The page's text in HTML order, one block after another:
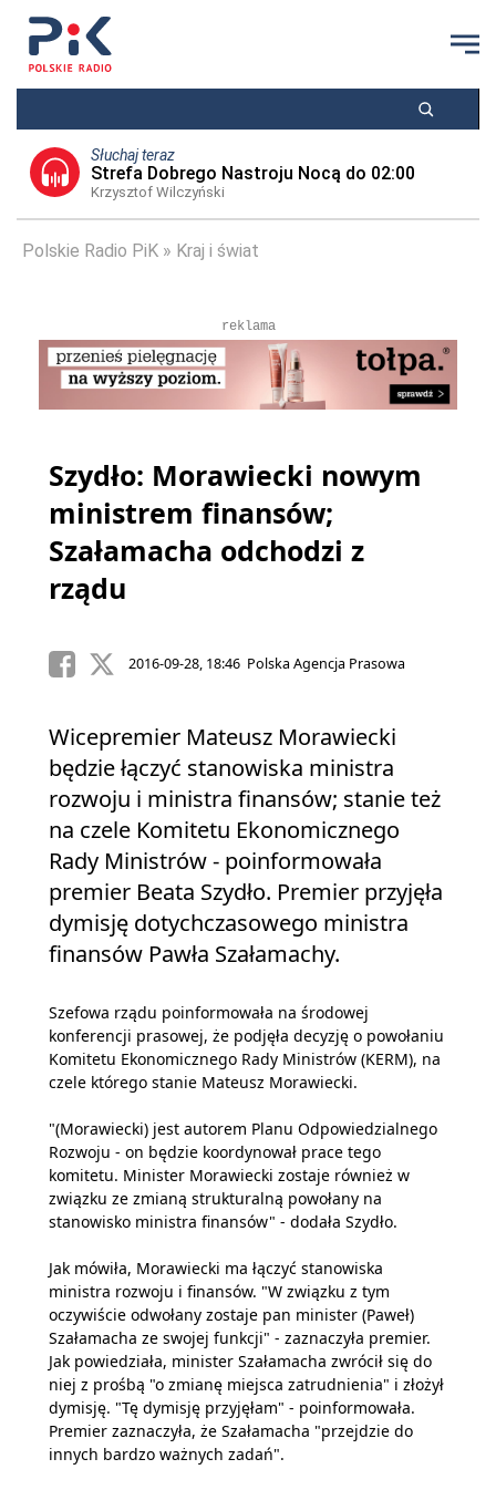
Słuchaj teraz
Strefa Dobrego Nastroju Nocą do 02:00
Krzysztof Wilczyński
Polskie Radio PiK Kraj i świat
reklama
Szydło: Morawiecki nowym
ministrem finansów;
Szałamacha odchodzi z
rządu
2016-09-28, 18:46 Polska Agencja Prasowa
Wicepremier Mateusz Morawiecki
będzie łączyć stanowiska ministra
rozwoju i ministra finansów; stanie też
na czele Komitetu Ekonomicznego
Rady Ministrów - poinformowała
premier Beata Szydło. Premier przyjęła
dymisję dotychczasowego ministra
finansów Pawła Szałamachy.
Szefowa rządu poinformowała na środowej
konferencji prasowej, że podjęła decyzję o powołaniu
Komitetu Ekonomicznego Rady Ministrów (KERM), na
czele którego stanie Mateusz Morawiecki.
"(Morawiecki) jest autorem Planu Odpowiedzialnego
Rozwoju - on będzie koordynował prace tego
komitetu. Minister Morawiecki zostaje również w
związku ze zmianą strukturalną powołany na
stanowisko ministra finansów" - dodała Szydło.
Jak mówiła, Morawiecki ma łączyć stanowiska
ministra rozwoju i finansów. "W związku z tym
oczywiście odwołany zostaje pan minister (Paweł)
Szałamacha ze swojej funkcji" - zaznaczyła premier.
Jak powiedziała, minister Szałamacha zwrócił się do
niej z prośbą "o zmianę miejsca zatrudnienia" i złożył
dymisję. "Tę dymisję przyjęłam" - poinformowała.
Premier zaznaczyła, że Szałamacha "przejdzie do
innych bardzo ważnych zadań".